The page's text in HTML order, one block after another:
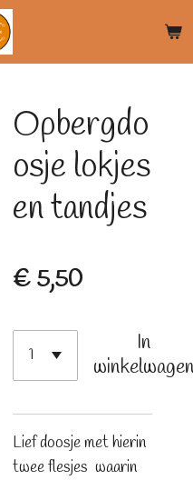
Opbergdo
osje lokjes
en tandjes
€ 5,50
In
Lief doosje met hierin
twee flesjes waarin